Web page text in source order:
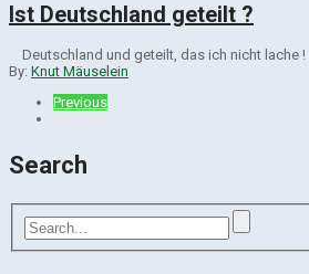
Ist Deutschland geteilt ?
Deutschland und geteilt, das ich nicht
By: Knut Mäuselein
Previous
Search